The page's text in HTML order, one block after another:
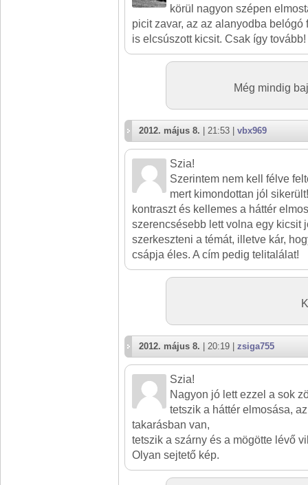
körül nagyon szépen
picit zavar, az az alanyodba belógó
is elcsúszott kicsit. Csak így tovább!
Még mindig
2012. május 8. | 21:53 | vbx969
Szia!
Szerintem nem kell félve
mert kimondottan jól
kontraszt és kellemes a háttér
szerencsésebb lett volna egy kicsit
szerkeszteni a témát, illetve kár,
csápja éles. A cím pedig telitalálat!
2012. május 8. | 20:19 | zsiga755
Szia!
Nagyon jó lett ezzel a sok
tetszik a háttér elmosása,
takarásban van,
tetszik a szárny és a mögötte lévő
Olyan sejtető kép.